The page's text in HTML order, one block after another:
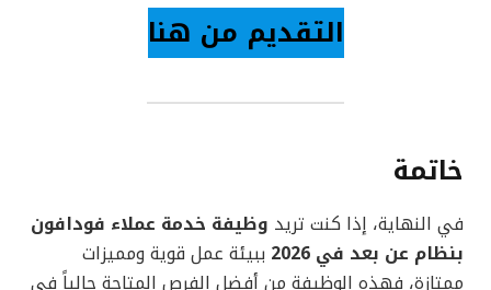
التقديم من هنا
خاتمة
في النهاية، إذا كنت تريد وظيفة خدمة عملاء فودافون
بنظام عن بعد في 2026
ببيئة عمل قوية ومميزات